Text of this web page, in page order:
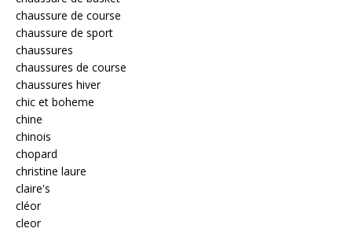
chaussure de course
chaussure de sport
chaussures
chaussures de course
chaussures hiver
chic et boheme
chine
chinois
chopard
christine laure
claire's
cléor
cleor